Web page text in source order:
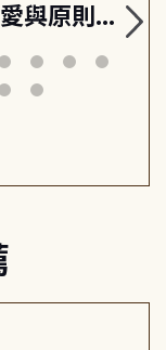
與原則,
的安定
個行動練
關